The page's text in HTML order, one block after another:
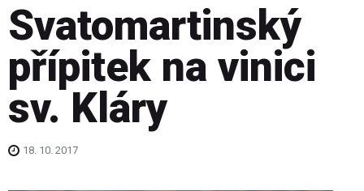
Svatomartinský
přípitek na vinici
sv. Kláry
18. 10. 2017